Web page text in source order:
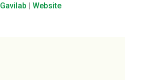
Gavilab | Website